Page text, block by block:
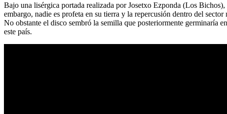
Bajo una lisérgica portada realizada por Josetxo Ezponda (Los
embargo, nadie es profeta en su tierra y la repercusión dentro del
No obstante el disco sembró la semilla que posteriormente germinaría
este país.